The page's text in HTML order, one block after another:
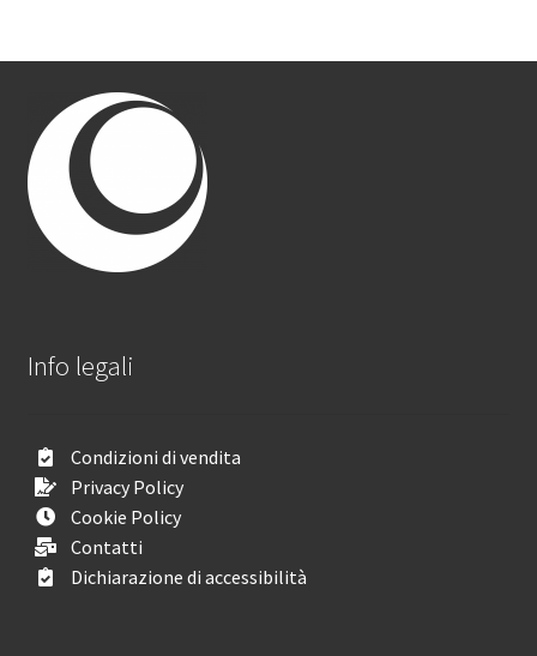
Info legali
Condizioni di vendita
Privacy Policy
Cookie Policy
Contatti
Dichiarazione di accessibilità